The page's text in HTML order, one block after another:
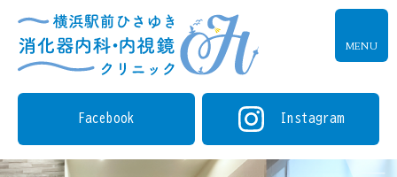
Facebook Instagram
MENU